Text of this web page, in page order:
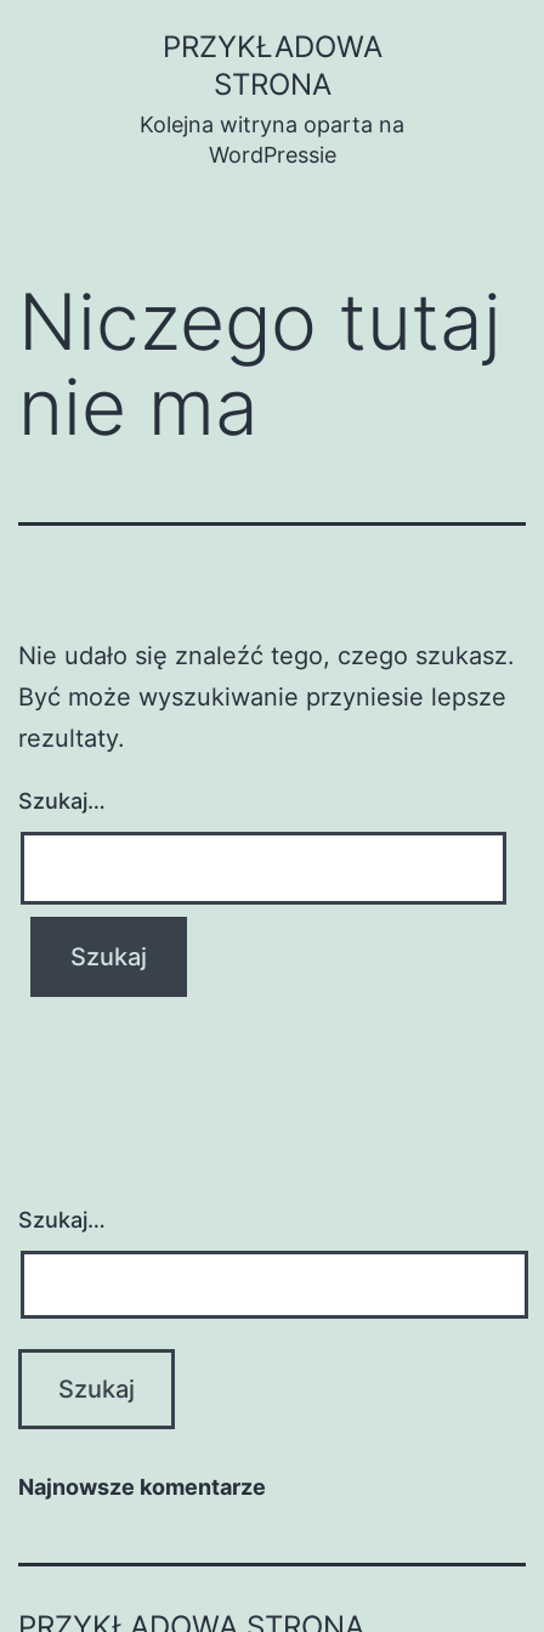
PRZYKŁADOWA
STRONA
Kolejna witryna oparta na
WordPressie
Niczego tutaj
nie ma
Nie udało się znaleźć tego, czego szukasz.
Być może wyszukiwanie przyniesie lepsze
rezultaty.
Szukaj…
Szukaj…
Najnowsze komentarze